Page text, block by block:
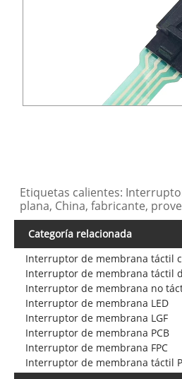
Etiquetas calientes:
plana, China, fabricante,
Categoría relacionada
Interruptor de membrana táctil
Interruptor de membrana táctil
Interruptor de membrana no
Interruptor de membrana LED
Interruptor de membrana LGF
Interruptor de membrana PCB
Interruptor de membrana FPC
Interruptor de membrana táctil